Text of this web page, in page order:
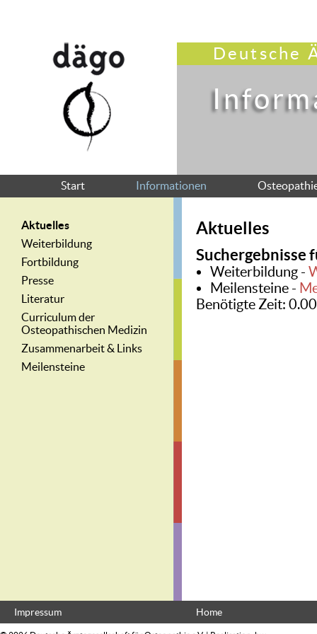
Deutsche
Start Informationen
Aktuelles
Weiterbildung
Fortbildung
Presse
Literatur
Curriculum der
Osteopathischen Medizin
Zusammenarbeit & Links
Meilensteine
Aktuelles
Suchergebnisse
Weiterbildung -
Meilensteine -
Benötigte Zeit:
Impressum Home